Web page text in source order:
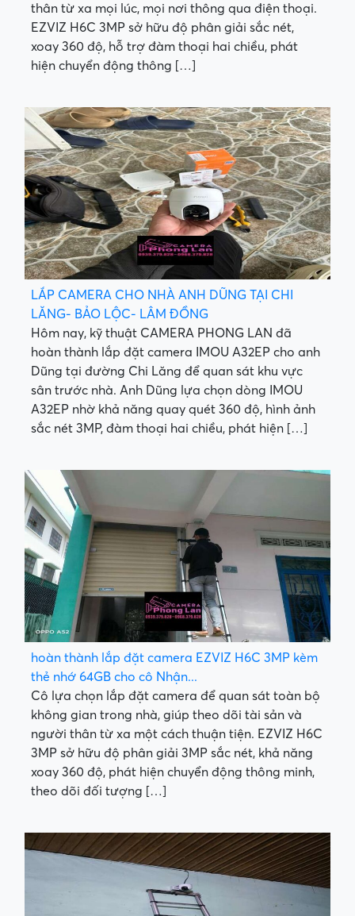
thân từ xa mọi lúc, mọi nơi thông qua điện thoại.
EZVIZ H6C 3MP sở hữu độ phân giải sắc nét,
xoay 360 độ, hỗ trợ đàm thoại hai chiều, phát
hiện chuyển động thông […]
LẮP CAMERA CHO NHÀ ANH DŨNG TẠI CHI
LĂNG- BẢO LỘC- LÂM ĐỒNG
Hôm nay, kỹ thuật CAMERA PHONG LAN đã
hoàn thành lắp đặt camera IMOU A32EP cho anh
Dũng tại đường Chi Lăng để quan sát khu vực
sân trước nhà. Anh Dũng lựa chọn dòng IMOU
A32EP nhờ khả năng quay quét 360 độ, hình ảnh
sắc nét 3MP, đàm thoại hai chiều, phát hiện […]
hoàn thành lắp đặt camera EZVIZ H6C 3MP kèm
thẻ nhớ 64GB cho cô Nhận...
Cô lựa chọn lắp đặt camera để quan sát toàn bộ
không gian trong nhà, giúp theo dõi tài sản và
người thân từ xa một cách thuận tiện. EZVIZ H6C
3MP sở hữu độ phân giải 3MP sắc nét, khả năng
xoay 360 độ, phát hiện chuyển động thông minh,
theo dõi đối tượng […]